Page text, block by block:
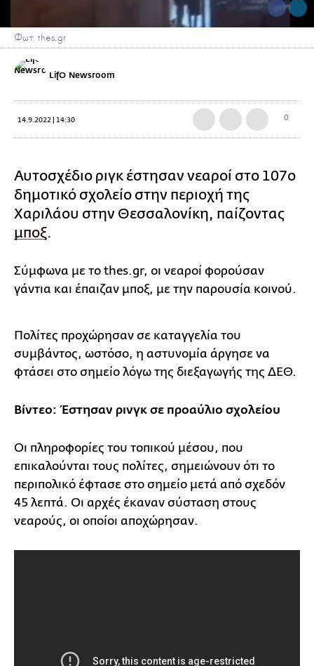
Φωτ: thes.gr
LifO Newsroom
14.9.2022 | 14:30 0
Αυτοσχέδιο ριγκ έστησαν νεαροί στο 107ο
δημοτικό σχολείο στην περιοχή της
Χαριλάου στην Θεσσαλονίκη, παίζοντας
μποξ.
Σύμφωνα με το thes.gr, οι νεαροί φορούσαν
γάντια και έπαιζαν μποξ, με την παρουσία κοινού.
Πολίτες προχώρησαν σε καταγγελία του
συμβάντος, ωστόσο, η αστυνομία άργησε να
φτάσει στο σημείο λόγω της διεξαγωγής της ΔΕΘ.
Βίντεο: Έστησαν ρινγκ σε προαύλιο σχολείου
Οι πληροφορίες του τοπικού μέσου, που
επικαλούνται τους πολίτες, σημειώνουν ότι το
περιπολικό έφτασε στο σημείο μετά από σχεδόν
45 λεπτά. Οι αρχές έκαναν σύσταση στους
νεαρούς, οι οποίοι αποχώρησαν.